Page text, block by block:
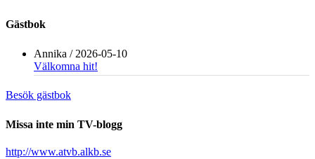
Gästbok
Annika / 2026-05-10
Välkomna hit!
Besök gästbok
Missa inte min TV-blogg
http://www.atvb.alkb.se